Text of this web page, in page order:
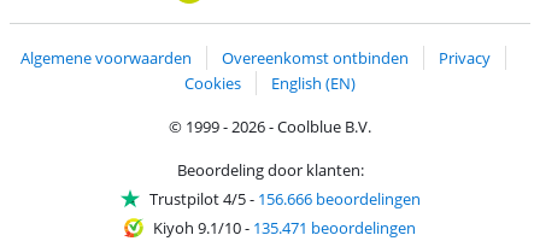
Algemene voorwaarden Overeenkomst ontbinden
Privacy
Cookies
English (EN)
© 1999 - 2026 - Coolblue B.V.
Beoordeling door klanten:
Trustpilot 4/5- 156.666 beoordelingen
Kiyoh 9.1/10- 135.471 beoordelingen